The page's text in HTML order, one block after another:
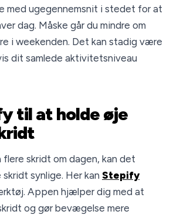
med ugegennemsnit i stedet for at
dag. Måske går du mindre om
i weekenden. Det kan stadig være
dit samlede aktivitetsniveau
til at holde øje
flere skridt om dagen, kan det
synlige. Her kan Stepify
Appen hjælper dig med at
og gør bevægelse mere